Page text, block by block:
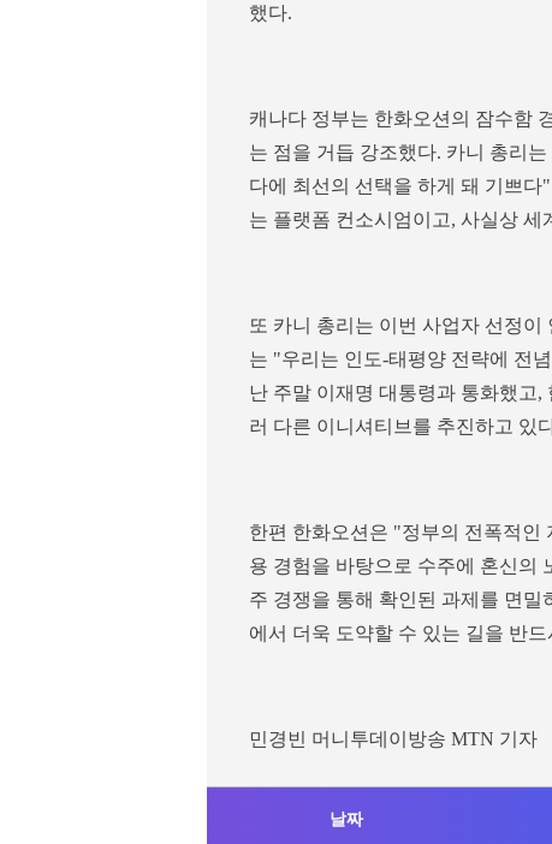
했다.
캐나다 정부는 한화오션의 잠수함
는 점을 거듭 강조했다. 카니 총리
다에 최선의 선택을 하게 돼 기쁘
는 플랫폼 컨소시엄이고, 사실상
또 카니 총리는 이번 사업자 선정
는 "우리는 인도-태평양 전략에 전
난 주말 이재명 대통령과 통화했고
러 다른 이니셔티브를 추진하고 있
한편 한화오션은 "정부의 전폭적인
용 경험을 바탕으로 수주에 혼신의
주 경쟁을 통해 확인된 과제를 면
에서 더욱 도약할 수 있는 길을 반
민경빈 머니투데이방송 MTN 기자
날짜